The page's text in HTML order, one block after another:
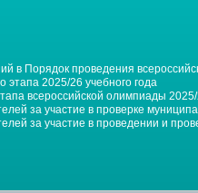
в Порядок проведения
2025/26 учебного года
всероссийской олимпиады
за участие в проверке
за участие в проведении и